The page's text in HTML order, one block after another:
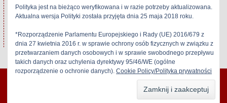
Alpine/Alpage
Polityka jest na bieżąco weryfikowana i w razie potrzeby aktualizowana.
Aktualna wersja Polityki została przyjęta dnia 25 maja 2018 roku.
*Rozporządzenie Parlamentu Europejskiego i Rady (UE) 2016/679 z
dnia 27 kwietnia 2016 r. w sprawie ochrony osób fizycznych w związku z
przetwarzaniem danych osobowych i w sprawie swobodnego przepływu
takich danych oraz uchylenia dyrektywy 95/46/WE (ogólne
rozporządzenie o ochronie danych). Cookie Policy/Polityka prywatności